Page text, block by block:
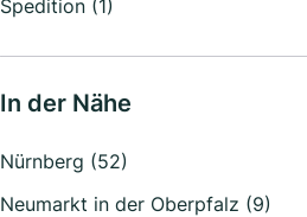
Spedition (1)
In der Nähe
Nürnberg (52)
Neumarkt in der Oberpfalz (9)